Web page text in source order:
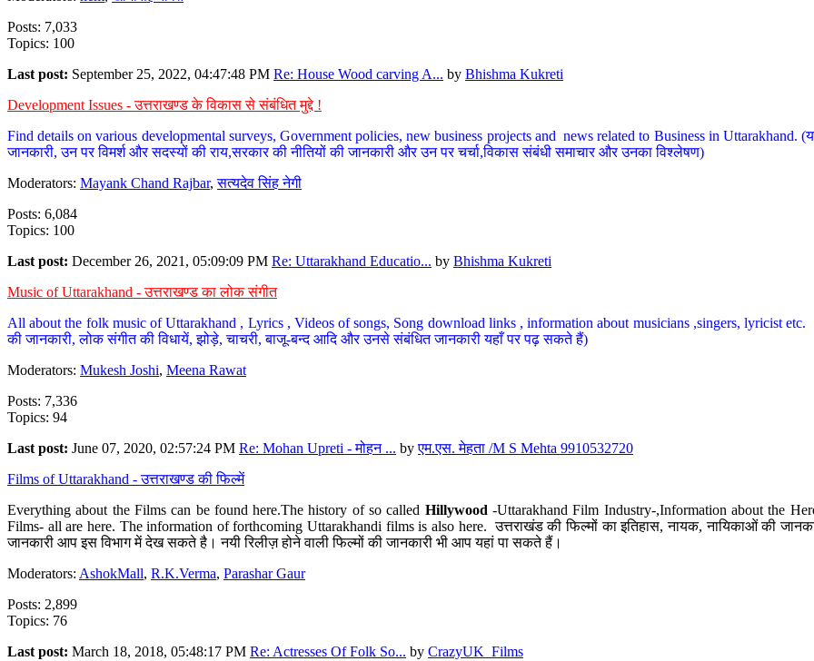
Posts: 7,033
Topics: 100
Last post: September 25, 2022, 04:47:48 PM Re: House Wood carving A... by Bhishma Kukreti
Development Issues - उत्तराखण्ड के विकास से संबंधित मुद्दे !
Find details on various developmental surveys, Government policies, new business projects and news related to Business in Uttarakhand.
जानकारी, उन पर विमर्श और सदस्यों की राय,सरकार की नीतियों की जानकारी और उन पर चर्चा,विकास संबंधी समाचार और उनका विश्लेषण)
Moderators: Mayank Chand Rajbar,सत्यदेव सिंह नेगी
Posts: 6,084
Topics: 100
Last post: December 26, 2021, 05:09:09 PM Re: Uttarakhand Educatio... by Bhishma Kukreti
Music of Uttarakhand - उत्तराखण्ड का लोक संगीत
All about the folk music of Uttarakhand , Lyrics , Videos of songs, Song download links , information about musicians ,singers, lyricist
की जानकारी, लोक संगीत की विधायें, झोड़े, चाचरी, बाजू-बन्द आदि और उनसे संबंधित जानकारी यहाँ पर पढ़ सकते हैं)
Moderators: Mukesh Joshi, Meena Rawat
Posts: 7,336
Topics: 94
Last post: June 07, 2020, 02:57:24 PM Re: Mohan Upreti - मोहन ... byएम.एस. मेहता /M S Mehta 9910532720
Films of Uttarakhand - उत्तराखण्ड की फिल्में
Everything about the Films can be found here.The history of so called Hillywood-Uttarakhand Film Industry-,Information about the
Films- all are here. The information of forthcoming Uttarakhandi films is also here. उत्तराखंड की फिल्मों का इतिहास, नायक, नायिकाओं की
जानकारी आप इस विभाग में देख सकते है। नयी रिलीज़ होने वाली फिल्मों की जानकारी भी आप यहां पा सकते हैं।
Moderators: AshokMall, R.K.Verma, Parashar Gaur
Posts: 2,899
Topics: 76
Last post: March 18, 2018, 05:48:17 PM Re: Actresses Of Folk So... by CrazyUK_Films